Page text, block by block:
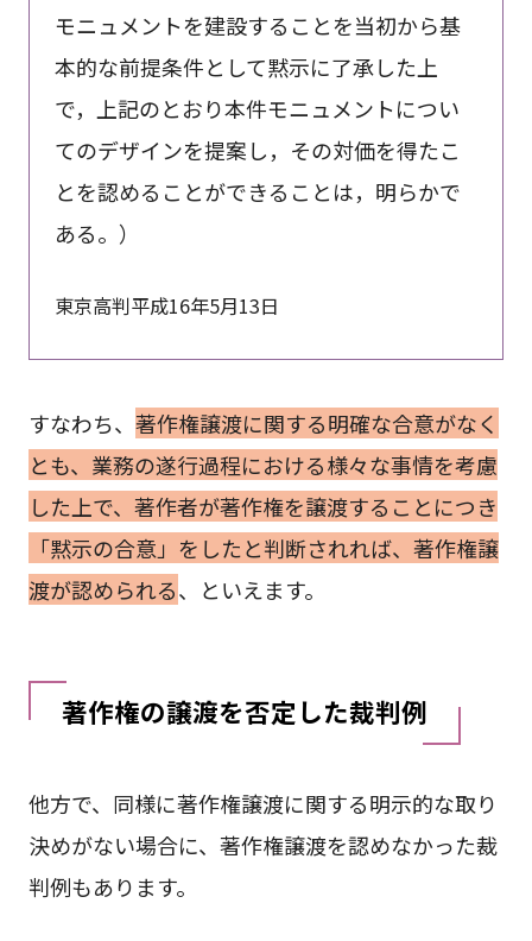
モニュメントを建設することを当初から基
本的な前提条件として黙示に了承した上
で，上記のとおり本件モニュメントについ
てのデザインを提案し，その対価を得たこ
とを認めることができることは，明らかで
ある。）
東京高判平成16年5月13日
すなわち、 著作権譲渡に関する明確な合意がなく
とも、業務の遂行過程における様々な事情を考慮
した上で、著作者が著作権を譲渡することにつき
「黙示の合意」をしたと判断されれば、著作権譲
渡が認められる、といえます。
著作権の譲渡を否定した裁判例
他方で、同様に著作権譲渡に関する明示的な取り
決めがない場合に、著作権譲渡を認めなかった裁
判例もあります。